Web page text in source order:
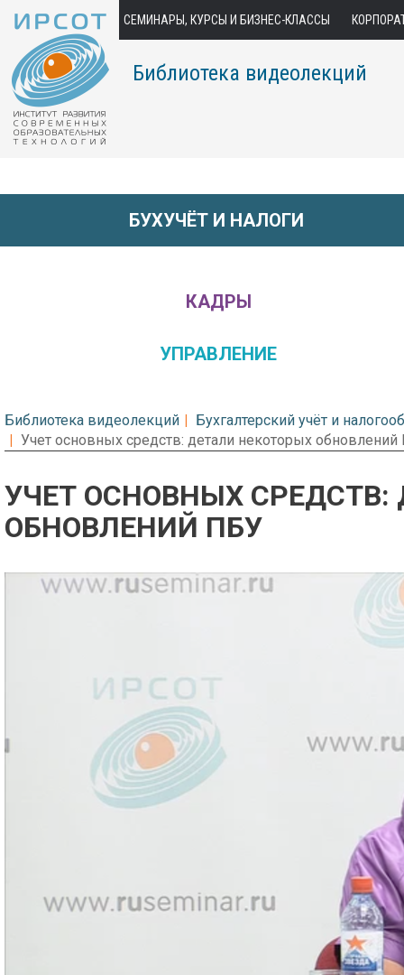
СЕМИНАРЫ, КУРСЫ И БИЗНЕС-КЛАССЫ
Библиотека видеолекций
БУХУЧЁТ И НАЛОГИ
КАДРЫ
УПРАВЛЕНИЕ
Библиотека видеолекций
Бухгалтерский учёт и
Учет основных средств: детали некоторых
УЧЕТ ОСНОВНЫХ СРЕДСТВ:
ОБНОВЛЕНИЙ ПБУ
Предварительный просмотр.